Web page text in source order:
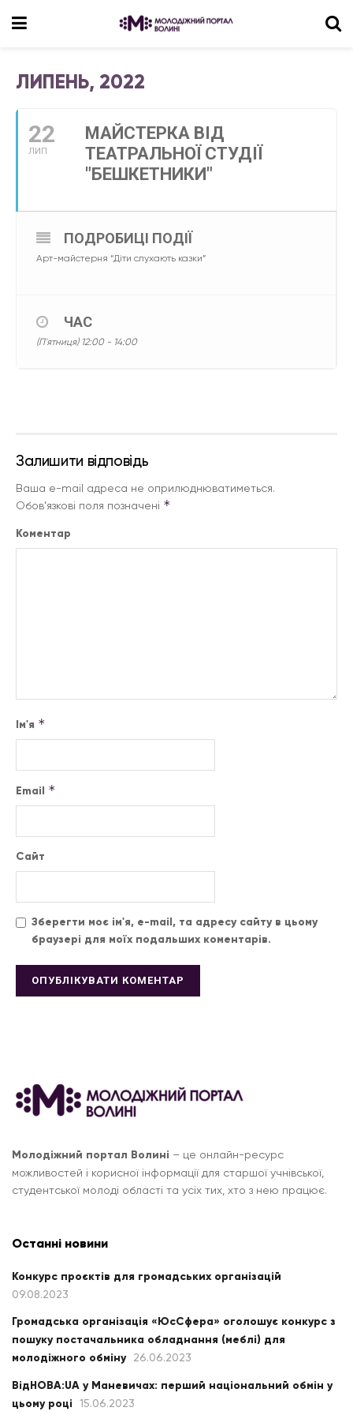
ЛИПЕНЬ, 2022
22
ЛИП
МАЙСТЕРКА ВІД
ТЕАТРАЛЬНОЇ СТУДІЇ
"БЕШКЕТНИКИ"
ПОДРОБИЦІ ПОДІЇ
Арт-майстерня “Діти слухають казки”
ЧАС
(П'ятниця) 12:00 - 14:00
Залишити відповідь
Ваша e-mail адреса не оприлюднюватиметься.
Обов’язкові поля позначені *
Коментар
Ім'я *
Email *
Сайт
Зберегти моє ім'я, e-mail, та адресу сайту в цьому
браузері для моїх подальших коментарів.
Молодіжний портал Волині – це онлайн-ресурс
можливостей і корисної інформації для старшої учнівської,
студентської молоді області та усіх тих, хто з нею працює.
Останні новини
Конкурс проєктів для громадських організацій
09.08.2023
Громадська організація «ЮсСфера» оголошує конкурс з
пошуку постачальника обладнання (меблі) для
молодіжного обміну
26.06.2023
ВідНОВА:UA у Маневичах: перший національний обмін у
цьому році
15.06.2023